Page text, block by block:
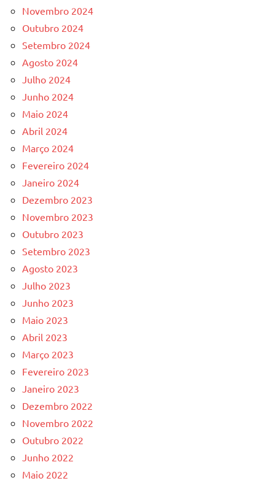
Novembro 2024
Outubro 2024
Setembro 2024
Agosto 2024
Julho 2024
Junho 2024
Maio 2024
Abril 2024
Março 2024
Fevereiro 2024
Janeiro 2024
Dezembro 2023
Novembro 2023
Outubro 2023
Setembro 2023
Agosto 2023
Julho 2023
Junho 2023
Maio 2023
Abril 2023
Março 2023
Fevereiro 2023
Janeiro 2023
Dezembro 2022
Novembro 2022
Outubro 2022
Junho 2022
Maio 2022